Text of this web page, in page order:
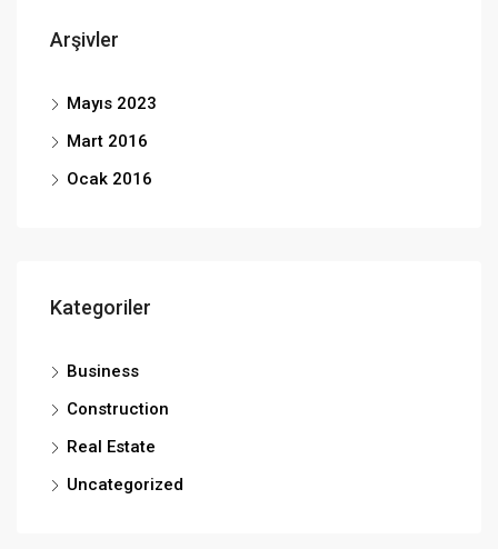
Arşivler
Mayıs 2023
Mart 2016
Ocak 2016
Kategoriler
Business
Construction
Real Estate
Uncategorized